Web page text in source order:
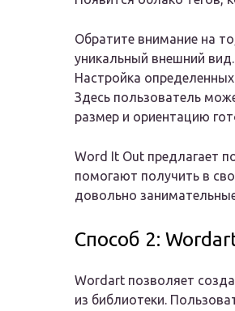
Обратите внимание на
уникальный внешний вид.
Настройка
Здесь пользователь
размер и ориентацию
Word It Out предлагает
помогают получить в
довольно
Способ 2:
Wordart позволяет
из библиотеки.